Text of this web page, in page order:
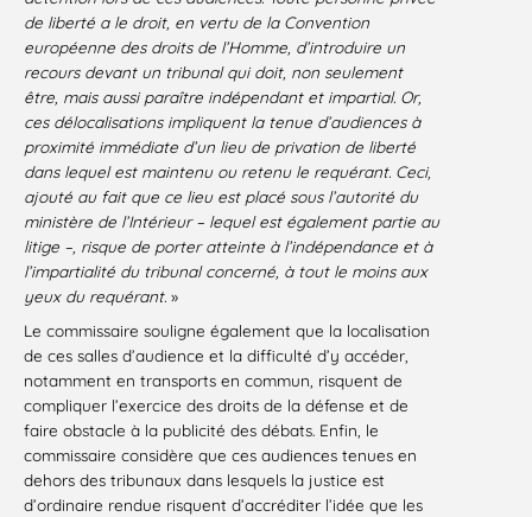
de liberté a le droit, en vertu de la Convention
européenne des droits de l’Homme, d’introduire un
recours devant un tribunal qui doit, non seulement
être, mais aussi paraître indépendant et impartial. Or,
ces délocalisations impliquent la tenue d’audiences à
proximité immédiate d’un lieu de privation de liberté
dans lequel est maintenu ou retenu le requérant. Ceci,
ajouté au fait que ce lieu est placé sous l’autorité du
ministère de l’Intérieur – lequel est également partie au
litige –, risque de porter atteinte à l’indépendance et à
l’impartialité du tribunal concerné, à tout le moins aux
yeux du requérant. »
Le commissaire souligne également que la localisation
de ces salles d’audience et la difficulté d’y accéder,
notamment en transports en commun, risquent de
compliquer l’exercice des droits de la défense et de
faire obstacle à la publicité des débats. Enfin, le
commissaire considère que ces audiences tenues en
dehors des tribunaux dans lesquels la justice est
d’ordinaire rendue risquent d’accréditer l’idée que les